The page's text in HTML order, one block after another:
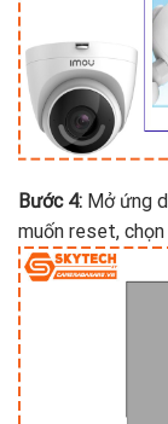
Bước 4: Mở ứng
muốn reset,